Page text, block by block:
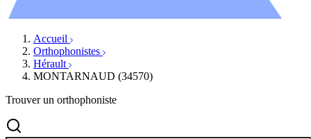
Accueil
Orthophonistes
Hérault
MONTARNAUD (34570)
Trouver un orthophoniste